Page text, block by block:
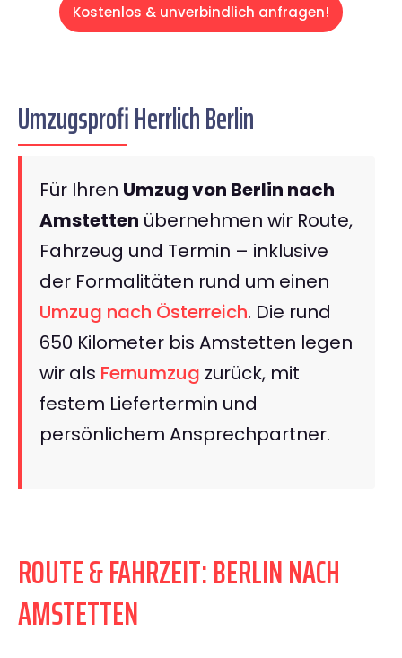
Kostenlos & unverbindlich anfragen!
Umzugsprofi Herrlich Berlin
Für Ihren Umzug von Berlin nach
Amstetten übernehmen wir Route,
Fahrzeug und Termin – inklusive
der Formalitäten rund um einen
Umzug nach Österreich. Die rund
650 Kilometer bis Amstetten legen
wir als Fernumzug zurück, mit
festem Liefertermin und
persönlichem Ansprechpartner.
ROUTE & FAHRZEIT: BERLIN NACH
AMSTETTEN